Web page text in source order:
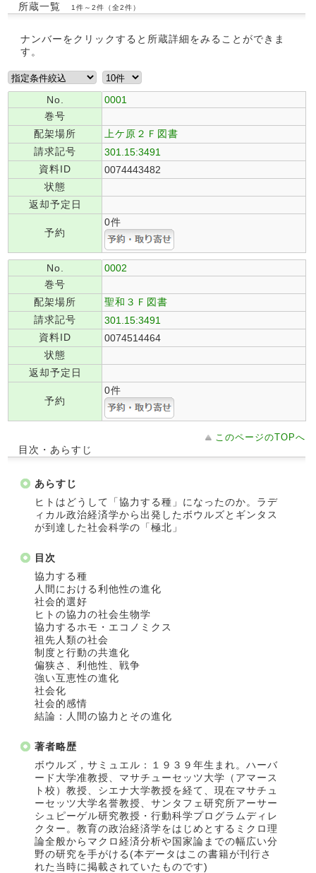
所蔵一覧 1件～2件（全2件）
ナンバーをクリックすると所蔵詳細をみることができま
す。
No.
0001
巻号
配架場所
上ケ原２Ｆ図書
請求記号
301.15:3491
資料ID
0074443482
状態
返却予定日
予約
0件
No.
0002
巻号
配架場所
聖和３Ｆ図書
請求記号
301.15:3491
資料ID
0074514464
状態
返却予定日
予約
0件
このページのTOPへ
目次・あらすじ
あらすじ
ヒトはどうして「協力する種」になったのか。ラデ
ィカル政治経済学から出発したボウルズとギンタス
が到達した社会科学の「極北」
目次
協力する種
人間における利他性の進化
社会的選好
ヒトの協力の社会生物学
協力するホモ・エコノミクス
祖先人類の社会
制度と行動の共進化
偏狭さ、利他性、戦争
強い互恵性の進化
社会化
社会的感情
結論：人間の協力とその進化
著者略歴
ボウルズ，サミュエル：１９３９年生まれ。ハーバ
ード大学准教授、マサチューセッツ大学（アマース
ト校）教授、シエナ大学教授を経て、現在マサチュ
ーセッツ大学名誉教授、サンタフェ研究所アーサー
シュピーゲル研究教授・行動科学プログラムディレ
クター。教育の政治経済学をはじめとするミクロ理
論全般からマクロ経済分析や国家論までの幅広い分
野の研究を手がける(本データはこの書籍が刊行さ
れた当時に掲載されていたものです)